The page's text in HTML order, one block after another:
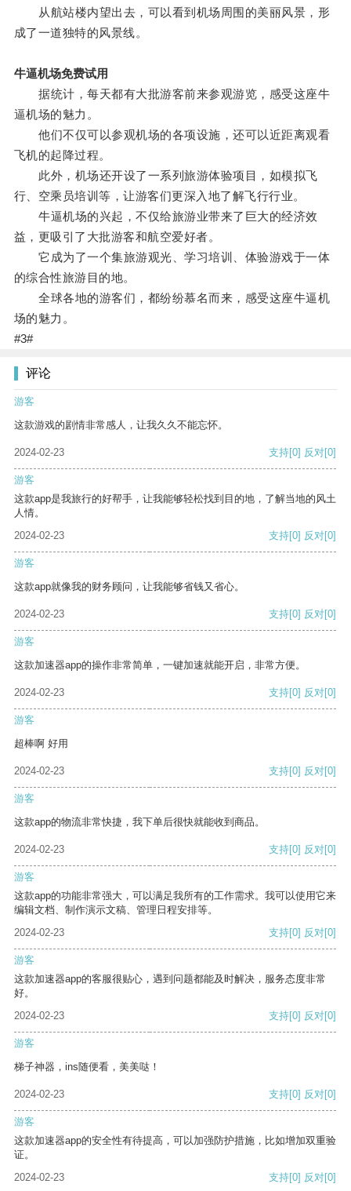
从航站楼内望出去，可以看到机场周围的美丽风景，形
成了一道独特的风景线。
牛逼机场免费试用
据统计，每天都有大批游客前来参观游览，感受这座牛
逼机场的魅力。
他们不仅可以参观机场的各项设施，还可以近距离观看
飞机的起降过程。
此外，机场还开设了一系列旅游体验项目，如模拟飞
行、空乘员培训等，让游客们更深入地了解飞行行业。
牛逼机场的兴起，不仅给旅游业带来了巨大的经济效
益，更吸引了大批游客和航空爱好者。
它成为了一个集旅游观光、学习培训、体验游戏于一体
的综合性旅游目的地。
全球各地的游客们，都纷纷慕名而来，感受这座牛逼机
场的魅力。
#3#
评论
游客
这款游戏的剧情非常感人，让我久久不能忘怀。
2024-02-23 支持[0] 反对[0]
游客
这款app是我旅行的好帮手，让我能够轻松找到目的地，了解当地的风土
人情。
2024-02-23
支持[0] 反对[0]
游客
这款app就像我的财务顾问，让我能够省钱又省心。
2024-02-23 支持[0] 反对[0]
游客
这款加速器app的操作非常简单，一键加速就能开启，非常方便。
2024-02-23 支持[0] 反对[0]
游客
超棒啊 好用
2024-02-23 支持[0] 反对[0]
游客
这款app的物流非常快捷，我下单后很快就能收到商品。
2024-02-23 支持[0] 反对[0]
游客
这款app的功能非常强大，可以满足我所有的工作需求。我可以使用它来
编辑文档、制作演示文稿、管理日程安排等。
2024-02-23
支持[0] 反对[0]
游客
这款加速器app的客服很贴心，遇到问题都能及时解决，服务态度非常
好。
2024-02-23
支持[0] 反对[0]
游客
梯子神器，ins随便看，美美哒！
2024-02-23 支持[0] 反对[0]
游客
这款加速器app的安全性有待提高，可以加强防护措施，比如增加双重验
证。
2024-02-23
支持[0] 反对[0]